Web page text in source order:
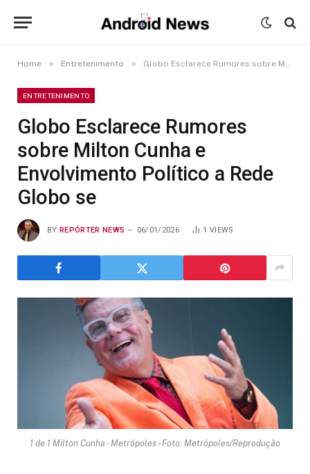
Home » Entretenimento » Globo Esclarece Rumores sobre Milton Cunha e Envolvimento Político a Rede Globo se
ENTRETENIMENTO
Globo Esclarece Rumores
sobre Milton Cunha e
Envolvimento Político a Rede
Globo se
BY REPÓRTER NEWS 06/01/2026 1 VIEWS
1 de 1 Milton Cunha - Metrópoles - Foto: Metrópoles/Reprodução